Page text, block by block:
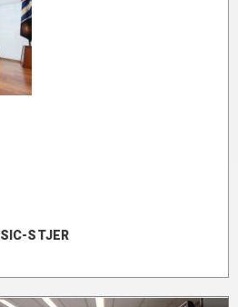
SIC-STJER